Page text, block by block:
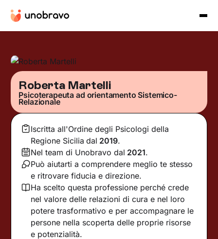
Roberta Martelli
Psicoterapeuta ad orientamento Sistemico-
Relazionale
Iscritta all'Ordine degli Psicologi della
Regione Sicilia dal 2019.
Nel team di Unobravo dal 2021.
Può aiutarti a comprendere meglio te stesso
e ritrovare fiducia e direzione.
Ha scelto questa professione perché crede
nel valore delle relazioni di cura e nel loro
potere trasformativo e per accompagnare le
persone nella scoperta delle proprie risorse
e potenzialità.